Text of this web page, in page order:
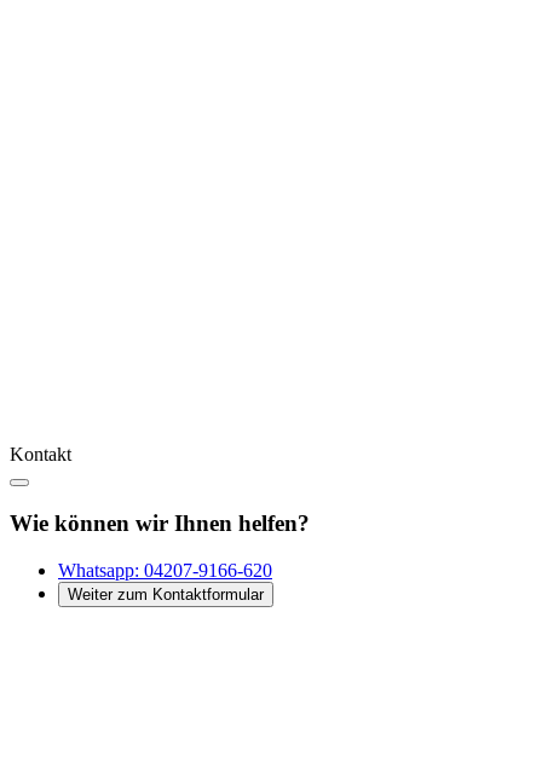
Kontakt
Wie können wir Ihnen helfen?
Whatsapp: 04207-9166-620